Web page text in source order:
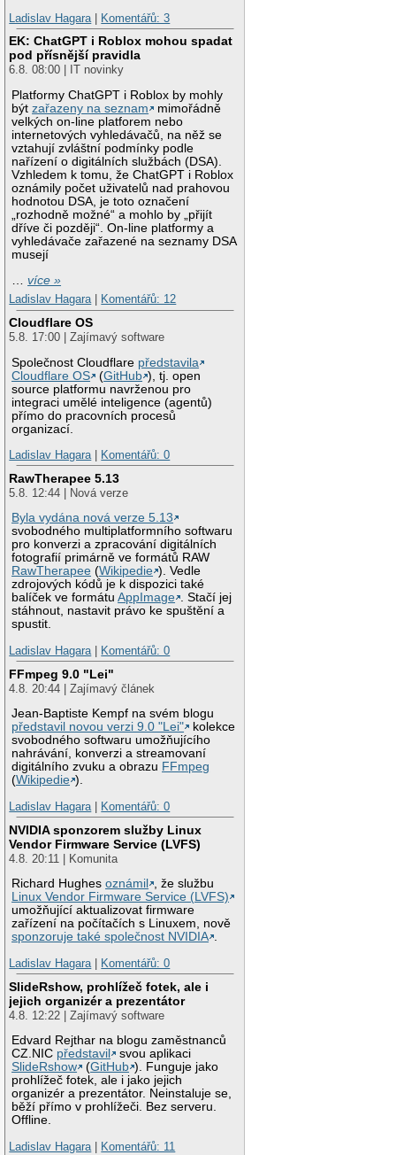
Ladislav Hagara
Komentářů: 3
EK: ChatGPT i Roblox mohou spadat
pod přísnější pravidla
6.8. 08:00 | IT novinky
Platformy ChatGPT i Roblox by mohly
býtzařazeny na seznam
mimořádně
velkých on-line platforem nebo
internetových vyhledávačů, na něž se
vztahují zvláštní podmínky podle
nařízení o digitálních službách (DSA).
Vzhledem k tomu, že ChatGPT i Roblox
oznámily počet uživatelů nad prahovou
hodnotou DSA, je toto označení
„rozhodně možné“ a mohlo by „přijít
dříve či později“. On-line platformy a
vyhledávače zařazené na seznamy DSA
musejí
…více »
Ladislav Hagara| Komentářů: 12
Cloudflare OS
5.8. 17:00 | Zajímavý software
Společnost Cloudflare představila
Cloudflare OS
(GitHub ), tj. open
source platformu navrženou pro
integraci umělé inteligence (agentů)
přímo do pracovních procesů
organizací.
Ladislav Hagara| Komentářů: 0
RawTherapee 5.13
5.8. 12:44 | Nová verze
Byla vydána nová verze 5.13
svobodného multiplatformního softwaru
pro konverzi a zpracování digitálních
fotografií primárně ve formátů RAW
RawTherapee (Wikipedie ). Vedle
zdrojových kódů je k dispozici také
balíček ve formátuAppImage . Stačí jej
stáhnout, nastavit právo ke spuštění a
spustit.
Ladislav Hagara| Komentářů: 0
FFmpeg 9.0 "Lei"
4.8. 20:44 | Zajímavý článek
Jean-Baptiste Kempf na svém blogu
představil novou verzi 9.0 "Lei"
kolekce
svobodného softwaru umožňujícího
nahrávání, konverzi a streamovaní
digitálního zvuku a obrazu FFmpeg
(Wikipedie ).
Ladislav Hagara| Komentářů: 0
NVIDIA sponzorem služby Linux
Vendor Firmware Service (LVFS)
4.8. 20:11 | Komunita
Richard Hughesoznámil
, že službu
Linux Vendor Firmware Service (LVFS)
umožňující aktualizovat firmware
zařízení na počítačích s Linuxem, nově
sponzoruje také společnost NVIDIA .
Ladislav Hagara| Komentářů: 0
SlideRshow, prohlížeč fotek, ale i
jejich organizér a prezentátor
4.8. 12:22 | Zajímavý software
Edvard Rejthar na blogu zaměstnanců
CZ.NIC představil
svou aplikaci
SlideRshow
(GitHub ). Funguje jako
prohlížeč fotek, ale i jako jejich
organizér a prezentátor. Neinstaluje se,
běží přímo v prohlížeči. Bez serveru.
Offline.
Ladislav Hagara| Komentářů: 11